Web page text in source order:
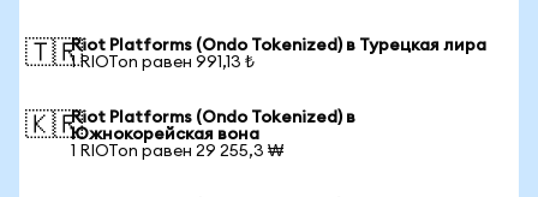
🇹🇷Riot Platforms (Ondo Tokenized) в Турецкая лира
1 RIOTon равен 991,13 ₺
🇰🇷Riot Platforms (Ondo Tokenized) в
Южнокорейская вона
1 RIOTon равен 29 255,3 ₩